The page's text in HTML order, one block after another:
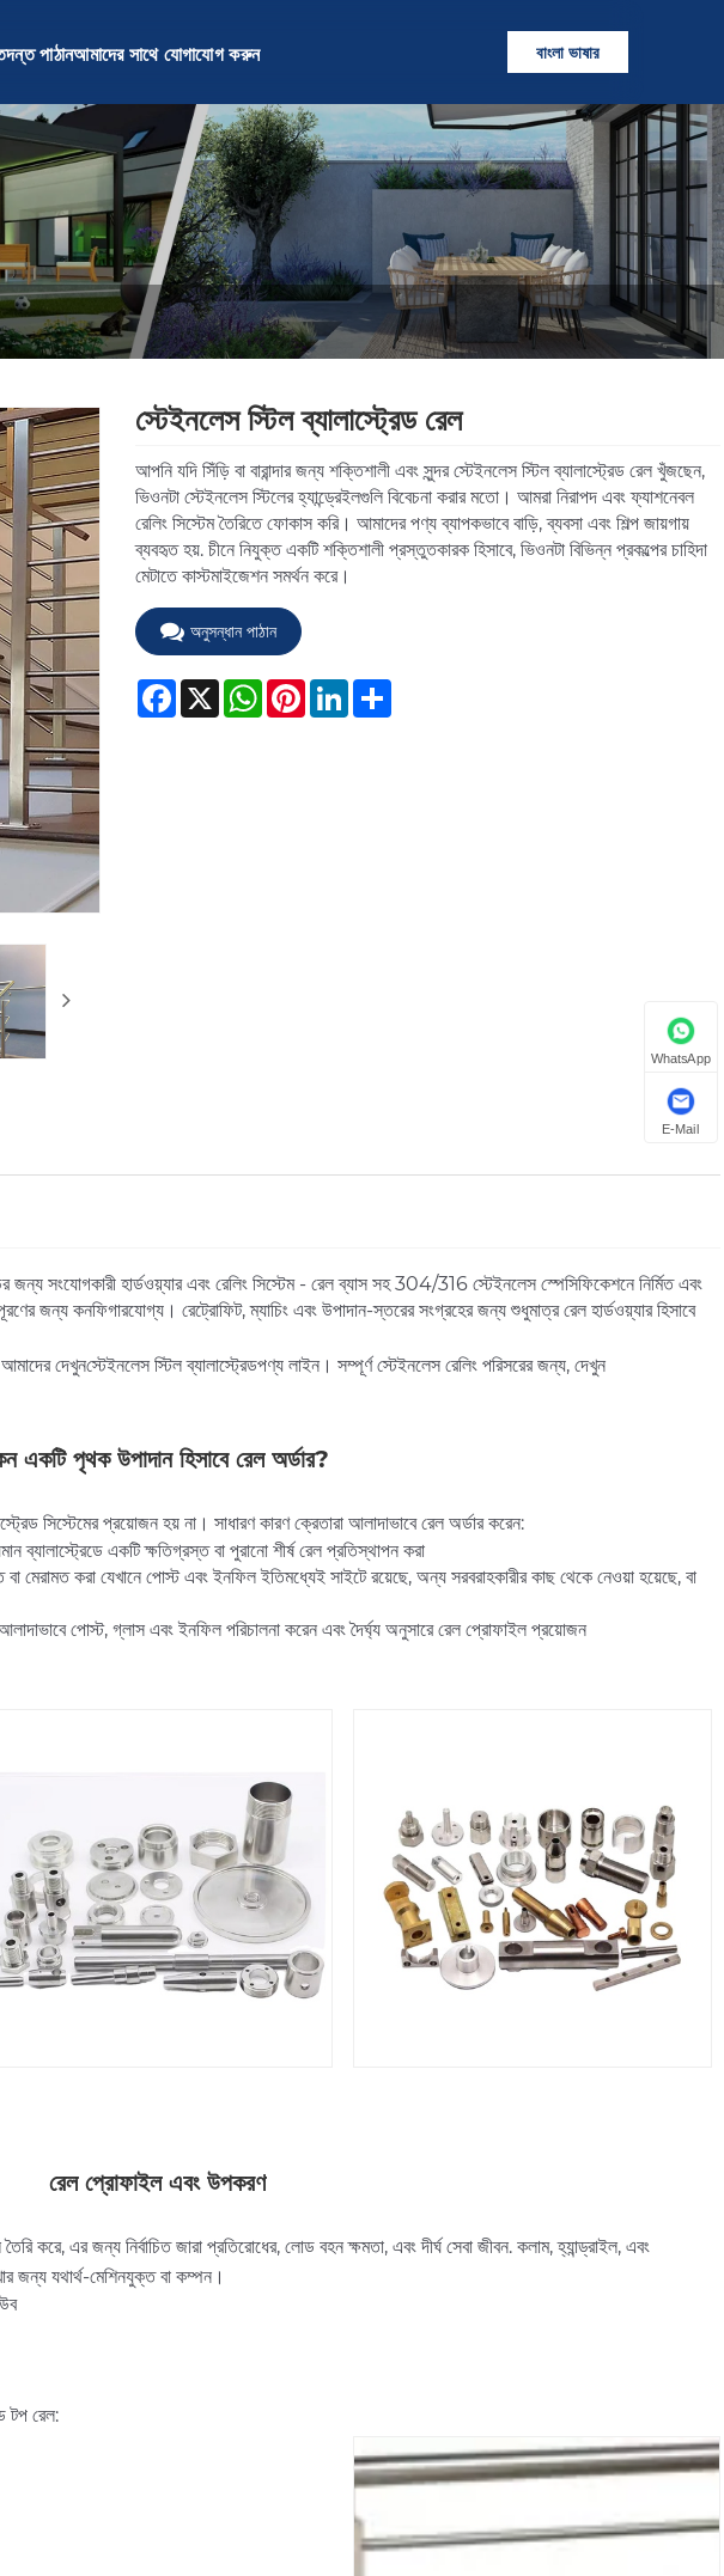
পাঠানআমাদের সাথে যোগাযোগ করুন বাংলা ভাষার
স্টেইনলেস স্টিল ব্যালাস্ট্রেড রেল
আপনি যদি সিঁড়ি বা বারান্দার জন্য শক্তিশালী এবং সুন্দর স্টেইনলেস স্টিল ব্যালাস্ট্রেড রেল খুঁজছেন,
ভিওনটা স্টেইনলেস স্টিলের হ্যান্ড্রেইলগুলি বিবেচনা করার মতো। আমরা নিরাপদ এবং ফ্যাশনেবল
রেলিং সিস্টেম তৈরিতে ফোকাস করি। আমাদের পণ্য ব্যাপকভাবে বাড়ি, ব্যবসা এবং শিল্প জায়গায়
ব্যবহৃত হয়. চীনে নিযুক্ত একটি শক্তিশালী প্রস্তুতকারক হিসাবে, ভিওনটা বিভিন্ন প্রকল্পের চাহিদা
মেটাতে কাস্টমাইজেশন সমর্থন করে।
অনুসন্ধান পাঠান
Facebook
X WhatsApp
Pinterest
LinkedIn
Share
জন্য সংযোগকারী হার্ডওয়্যার এবং রেলিং সিস্টেম - রেল ব্যাস সহ 304/316 স্টেইনলেস স্পেসিফিকেশনে নির্মিত এবং
জন্য কনফিগারযোগ্য। রেট্রোফিট, ম্যাচিং এবং উপাদান-স্তরের সংগ্রহের জন্য শুধুমাত্র রেল হার্ডওয়্যার হিসাবে
দেখুনস্টেইনলেস স্টিল ব্যালাস্ট্রেডপণ্য লাইন। সম্পূর্ণ স্টেইনলেস রেলিং পরিসরের জন্য, দেখুন
একটি পৃথক উপাদান হিসাবে রেল অর্ডার?
সিস্টেমের প্রয়োজন হয় না। সাধারণ কারণ ক্রেতারা আলাদাভাবে রেল অর্ডার করেন:
ব্যালাস্ট্রেডে একটি ক্ষতিগ্রস্ত বা পুরানো শীর্ষ রেল প্রতিস্থাপন করা
বা মেরামত করা যেখানে পোস্ট এবং ইনফিল ইতিমধ্যেই সাইটে রয়েছে, অন্য সরবরাহকারীর কাছ থেকে নেওয়া হয়েছে, বা
আলাদাভাবে পোস্ট, গ্লাস এবং ইনফিল পরিচালনা করেন এবং দৈর্ঘ্য অনুসারে রেল প্রোফাইল প্রয়োজন
রেল প্রোফাইল এবং উপকরণ
এর জন্য নির্বাচিত জারা প্রতিরোধের, লোড বহন ক্ষমতা, এবং দীর্ঘ সেবা জীবন. কলাম, হ্যান্ড্রাইল, এবং
জন্য যথার্থ-মেশিনযুক্ত বা কম্পন।
টপ রেল:
WhatsApp
E-Mail